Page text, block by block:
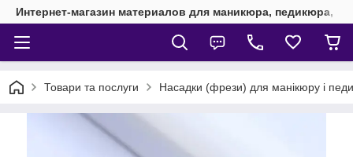
Интернет-магазин материалов для маникюра, педикюра,
Товари та послуги Насадки (фрези) для манікюру і